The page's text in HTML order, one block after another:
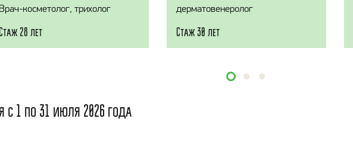
Врач-косметолог, трихолог
28 лет
дерматовенеролог
Стаж 30 лет
с 1 по 31 июля 2026 года